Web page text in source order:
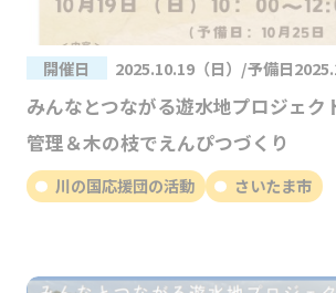
開催日 2025.10.19（日）/予備日
みんなとつながる遊水地プロジェ
管理＆木の枝でえんぴつづくり
川の国応援団の活動 さいたま市